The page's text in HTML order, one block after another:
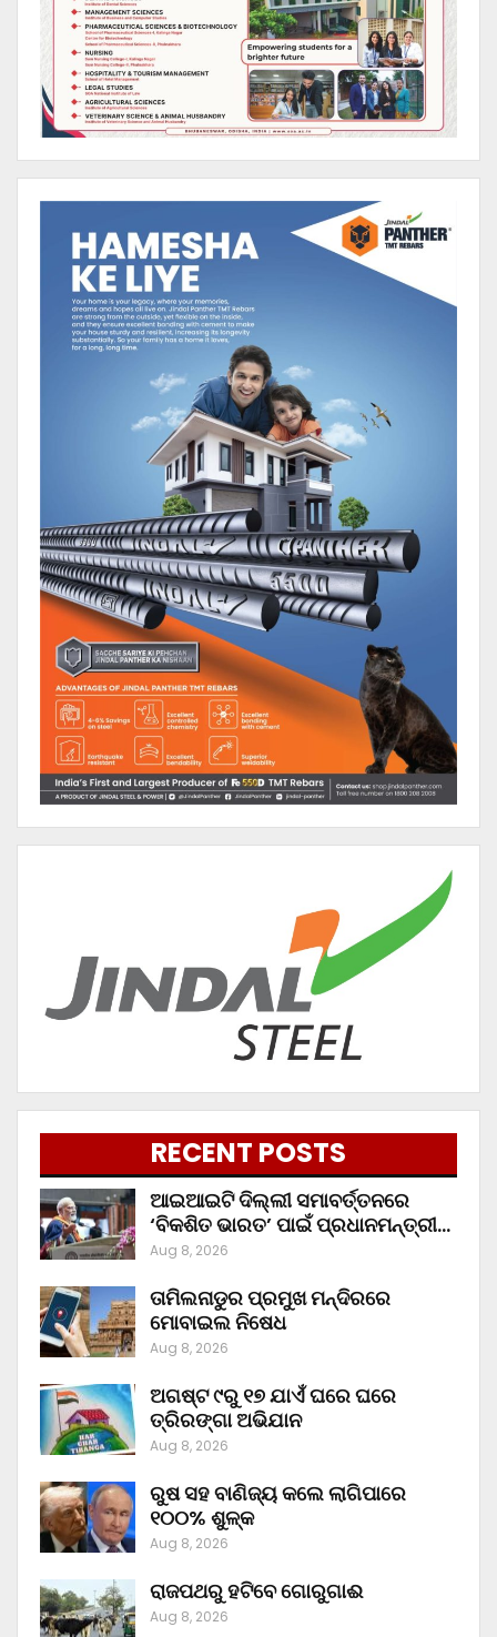
RECENT POSTS
ଆଇଆଇଟି ଦିଲ୍ଲୀ ସମାବର୍ତ୍ତନରେ
‘ବିକଶିତ ଭାରତ’ ପାଇଁ ପ୍ରଧାନମନ୍ତ୍ରୀ…
Aug 8, 2026
ତାମିଲନାଡୁର ପ୍ରମୁଖ ମନ୍ଦିରରେ
ମୋବାଇଲ ନିଷେଧ
Aug 8, 2026
ଅଗଷ୍ଟ ୯ରୁ ୧୭ ଯାଏଁ ଘରେ ଘରେ
ତ୍ରିରଙ୍ଗା ଅଭିଯାନ
Aug 8, 2026
ରୁଷ ସହ ବାଣିଜ୍ୟ କଲେ ଲାଗିପାରେ
୧୦୦% ଶୁଳ୍କ
Aug 8, 2026
ରାଜପଥରୁ ହଟିବେ ଗୋରୁଗାଈ
Aug 8, 2026